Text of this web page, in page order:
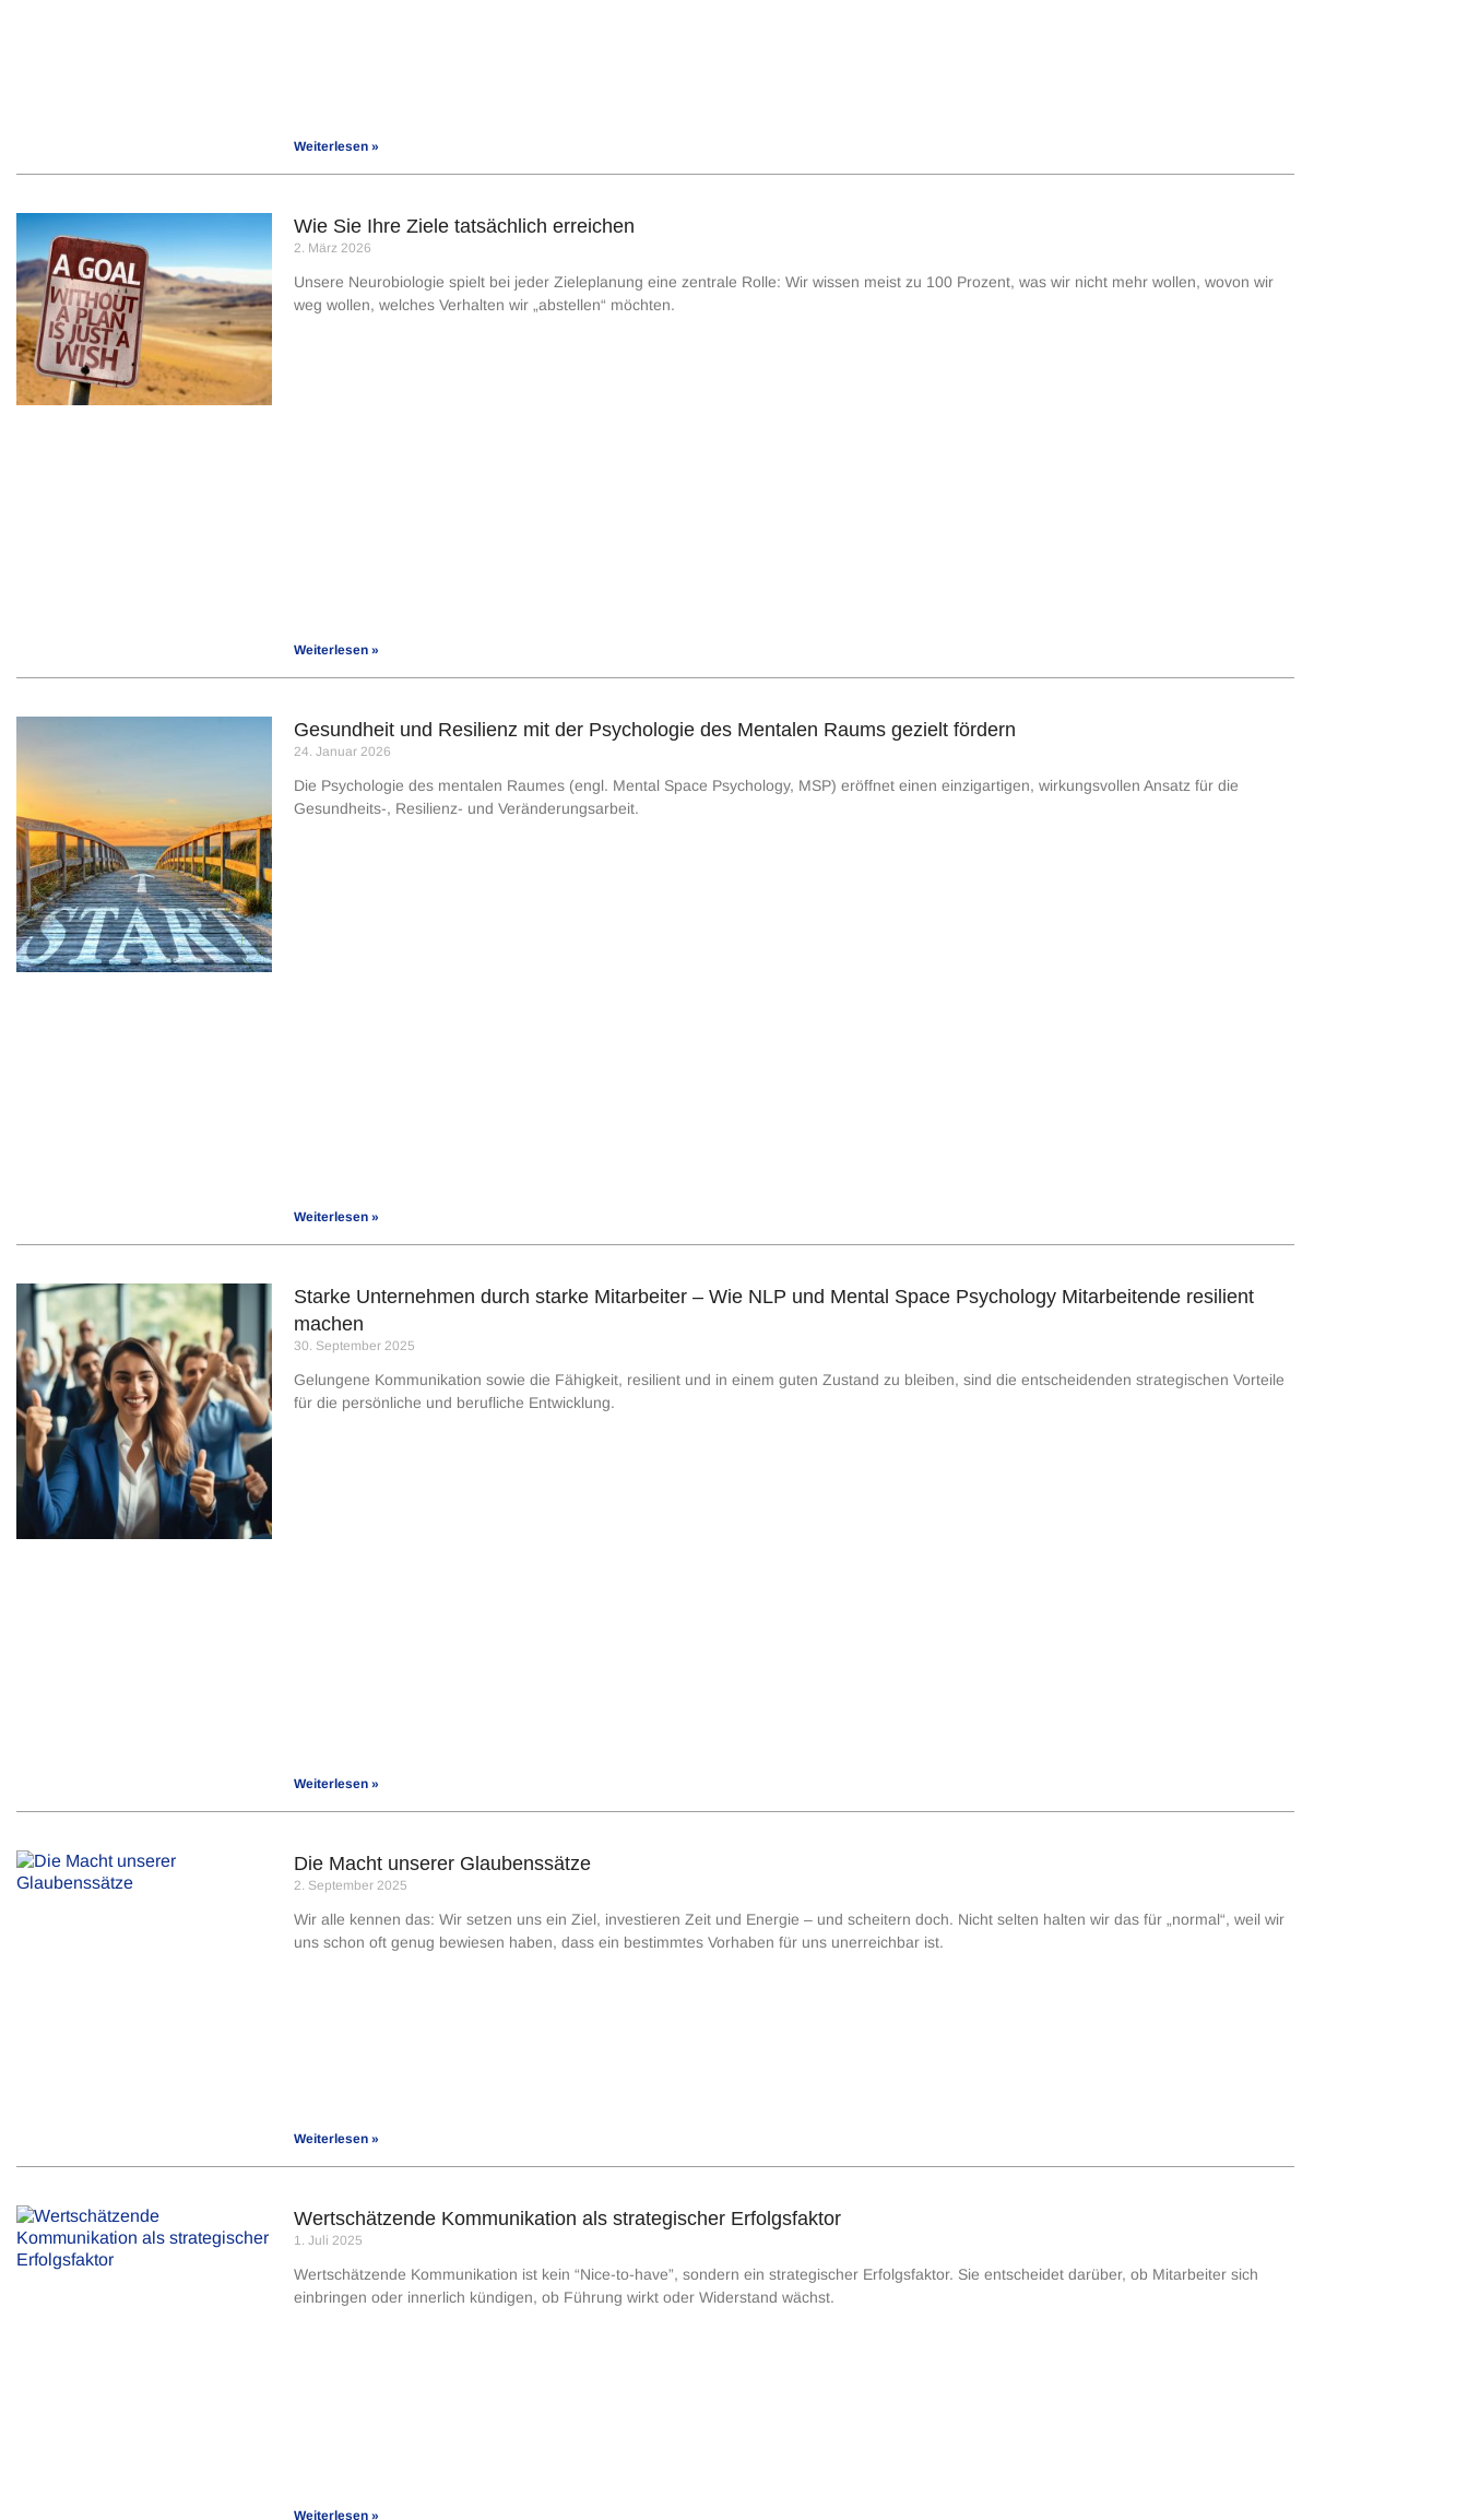
Weiterlesen »
Wie Sie Ihre Ziele tatsächlich erreichen
2. März 2026
Unsere Neurobiologie spielt bei jeder Zieleplanung eine zentrale Rolle: Wir wissen meist zu 100 Prozent, was wir nicht mehr wollen, wovon wir
weg wollen, welches Verhalten wir „abstellen“ möchten.
Weiterlesen »
Gesundheit und Resilienz mit der Psychologie des Mentalen Raums gezielt fördern
24. Januar 2026
Die Psychologie des mentalen Raumes (engl. Mental Space Psychology, MSP) eröffnet einen einzigartigen, wirkungsvollen Ansatz für die
Gesundheits-, Resilienz- und Veränderungsarbeit.
Weiterlesen »
Starke Unternehmen durch starke Mitarbeiter – Wie NLP und Mental Space Psychology Mitarbeitende resilient
machen
30. September 2025
Gelungene Kommunikation sowie die Fähigkeit, resilient und in einem guten Zustand zu bleiben, sind die entscheidenden strategischen Vorteile
für die persönliche und berufliche Entwicklung.
Weiterlesen »
Die Macht unserer Glaubenssätze
2. September 2025
Wir alle kennen das: Wir setzen uns ein Ziel, investieren Zeit und Energie – und scheitern doch. Nicht selten halten wir das für „normal“, weil wir
uns schon oft genug bewiesen haben, dass ein bestimmtes Vorhaben für uns unerreichbar ist.
Weiterlesen »
Wertschätzende Kommunikation als strategischer Erfolgsfaktor
1. Juli 2025
Wertschätzende Kommunikation ist kein “Nice-to-have”, sondern ein strategischer Erfolgsfaktor. Sie entscheidet darüber, ob Mitarbeiter sich
einbringen oder innerlich kündigen, ob Führung wirkt oder Widerstand wächst.
Weiterlesen »